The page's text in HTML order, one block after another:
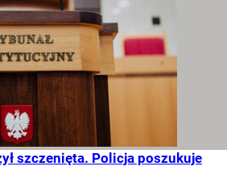
szczenięta. Policja poszukuje